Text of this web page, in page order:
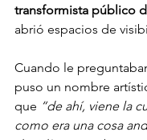
transformista público
abrió espacios de
Cuando le
puso un nombre
que “de ahí, viene la
como era una cosa